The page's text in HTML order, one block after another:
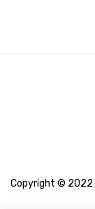
Copyright © 2022